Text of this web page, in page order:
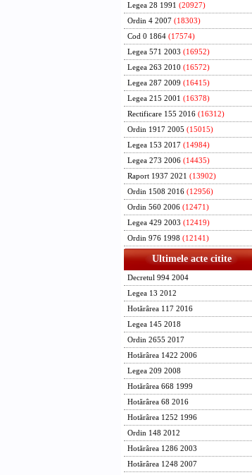
Legea 28 1991 (20927)
Ordin 4 2007 (18303)
Cod 0 1864 (17574)
Legea 571 2003 (16952)
Legea 263 2010 (16572)
Legea 287 2009 (16415)
Legea 215 2001 (16378)
Rectificare 155 2016 (16312)
Ordin 1917 2005 (15015)
Legea 153 2017 (14984)
Legea 273 2006 (14435)
Raport 1937 2021 (13902)
Ordin 1508 2016 (12956)
Ordin 560 2006 (12471)
Legea 429 2003 (12419)
Ordin 976 1998 (12141)
Ultimele acte citite
Decretul 994 2004
Legea 13 2012
Hotărârea 117 2016
Legea 145 2018
Ordin 2655 2017
Hotărârea 1422 2006
Legea 209 2008
Hotărârea 668 1999
Hotărârea 68 2016
Hotărârea 1252 1996
Ordin 148 2012
Hotărârea 1286 2003
Hotărârea 1248 2007